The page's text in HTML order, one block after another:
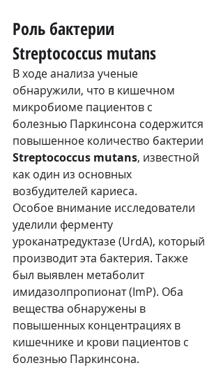
Роль бактерии
Streptococcus mutans
В ходе анализа ученые
обнаружили, что в кишечном
микробиоме пациентов с
болезнью Паркинсона содержится
повышенное количество бактерии
Streptococcus mutans, известной
как один из основных
возбудителей кариеса.
Особое внимание исследователи
уделили ферменту
уроканатредуктазе (UrdA), который
производит эта бактерия. Также
был выявлен метаболит
имидазолпропионат (ImP). Оба
вещества обнаружены в
повышенных концентрациях в
кишечнике и крови пациентов с
болезнью Паркинсона.